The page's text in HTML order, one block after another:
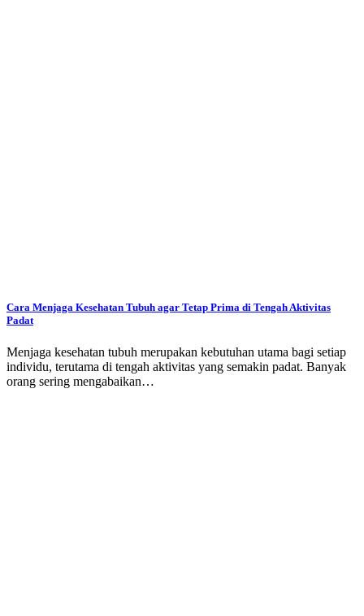
Cara Menjaga Kesehatan Tubuh agar Tetap Prima di Tengah Aktivitas
Padat
Menjaga kesehatan tubuh merupakan kebutuhan utama bagi setiap
individu, terutama di tengah aktivitas yang semakin padat. Banyak
orang sering mengabaikan…